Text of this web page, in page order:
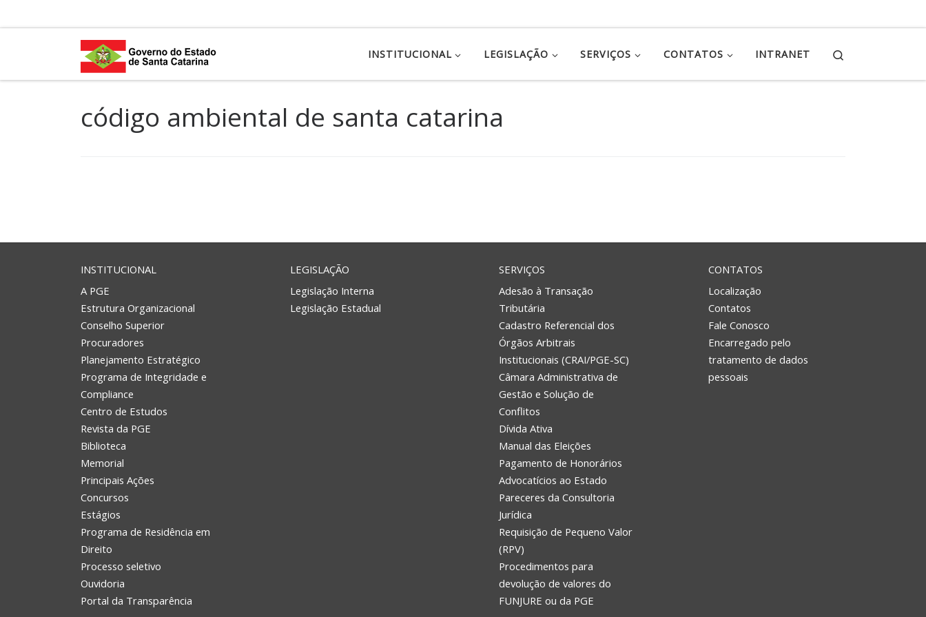
INSTITUCIONAL LEGISLAÇÃO SERVIÇOS CONTATOS INTRANET
código ambiental de santa catarina
INSTITUCIONAL
A PGE
Estrutura Organizacional
Conselho Superior
Procuradores
Planejamento Estratégico
Programa de Integridade e
Compliance
Centro de Estudos
Revista da PGE
Biblioteca
Memorial
Principais Ações
Concursos
Estágios
Programa de Residência em
Direito
Processo seletivo
Ouvidoria
Portal da Transparência
LEGISLAÇÃO
Legislação Interna
Legislação Estadual
SERVIÇOS
Adesão à Transação
Tributária
Cadastro Referencial dos
Órgãos Arbitrais
Institucionais (CRAI/PGE-SC)
Câmara Administrativa de
Gestão e Solução de
Conflitos
Dívida Ativa
Manual das Eleições
Pagamento de Honorários
Advocatícios ao Estado
Pareceres da Consultoria
Jurídica
Requisição de Pequeno Valor
(RPV)
Procedimentos para
devolução de valores do
FUNJURE ou da PGE
CONTATOS
Localização
Contatos
Fale Conosco
Encarregado pelo
tratamento de dados
pessoais